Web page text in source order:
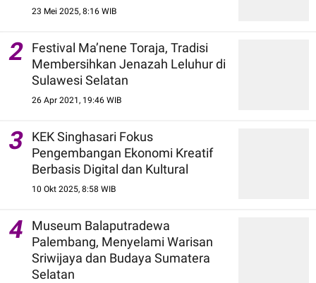
23 Mei 2025, 8:16 WIB
2
Festival Ma’nene Toraja, Tradisi
Membersihkan Jenazah Leluhur di
Sulawesi Selatan
26 Apr 2021, 19:46 WIB
3
KEK Singhasari Fokus
Pengembangan Ekonomi Kreatif
Berbasis Digital dan Kultural
10 Okt 2025, 8:58 WIB
4
Museum Balaputradewa
Palembang, Menyelami Warisan
Sriwijaya dan Budaya Sumatera
Selatan